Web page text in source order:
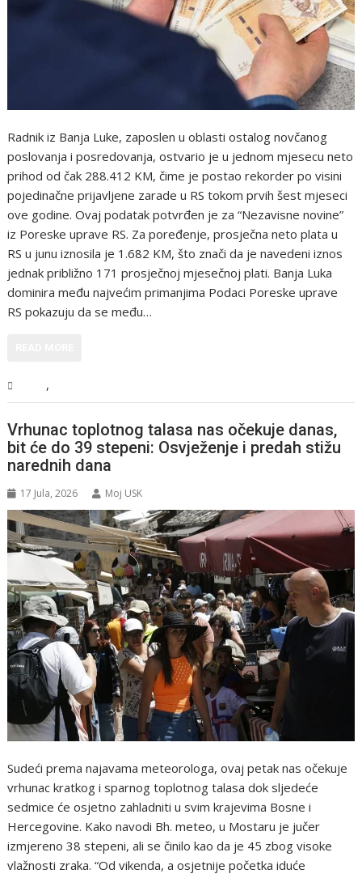
Radnik iz Banja Luke, zaposlen u oblasti ostalog novčanog
poslovanja i posredovanja, ostvario je u jednom mjesecu neto
prihod od čak 288.412 KM, čime je postao rekorder po visini
pojedinačne prijavljene zarade u RS tokom prvih šest mjeseci
ove godine. Ovaj podatak potvrđen je za “Nezavisne novine”
iz Poreske uprave RS. Za poređenje, prosječna neto plata u
RS u junu iznosila je 1.682 KM, što znači da je navedeni iznos
jednak približno 171 prosječnoj mjesečnoj plati. Banja Luka
dominira među najvećim primanjima Podaci Poreske uprave
RS pokazuju da se među…
,
Vrhunac toplotnog talasa nas očekuje danas,
bit će do 39 stepeni: Osvježenje i predah stižu
narednih dana
17 Jula, 2026 Moj USK
Sudeći prema najavama meteorologa, ovaj petak nas očekuje
vrhunac kratkog i sparnog toplotnog talasa dok sljedeće
sedmice će osjetno zahladniti u svim krajevima Bosne i
Hercegovine. Kako navodi Bh. meteo, u Mostaru je jučer
izmjereno 38 stepeni, ali se činilo kao da je 45 zbog visoke
vlažnosti zraka. “Od vikenda, a osjetnije početka iduće